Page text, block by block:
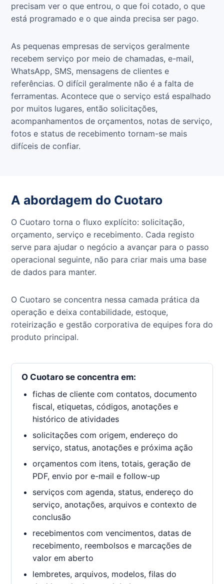
precisam ver o que entrou, o que foi cotado, o que
está programado e o que ainda precisa ser pago.
As pequenas empresas de serviços geralmente
recebem serviço por meio de chamadas, e-mail,
WhatsApp, SMS, mensagens de clientes e
referências. O difícil geralmente não é a falta de
ferramentas. Acontece que o serviço está espalhado
por muitos lugares, então solicitações,
acompanhamentos de orçamentos, notas de serviço,
fotos e status de recebimento tornam-se mais
difíceis de confiar.
A abordagem do Cuotaro
O Cuotaro torna o fluxo explícito: solicitação,
orçamento, serviço e recebimento. Cada registo
serve para ajudar o negócio a avançar para o passo
operacional seguinte, não para criar mais uma base
de dados para manter.
O Cuotaro se concentra nessa camada prática da
operação e deixa contabilidade, estoque,
roteirização e gestão corporativa de equipes fora do
produto principal.
O Cuotaro se concentra em:
fichas de cliente com contatos, documento
fiscal, etiquetas, códigos, anotações e
histórico de atividades
solicitações com origem, endereço do
serviço, status, anotações e próxima ação
orçamentos com itens, totais, geração de
PDF, envio por e-mail e follow-up
serviços com agenda, status, endereço do
serviço, anotações, arquivos e contexto de
conclusão
recebimentos com vencimentos, datas de
recebimento, reembolsos e marcações de
valor em aberto
lembretes, arquivos, modelos, filas do